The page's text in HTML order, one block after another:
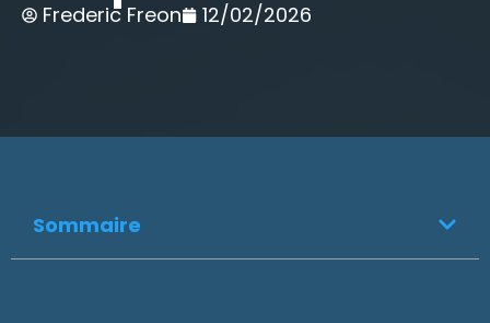
Frederic Freon 12/02/2026
Sommaire